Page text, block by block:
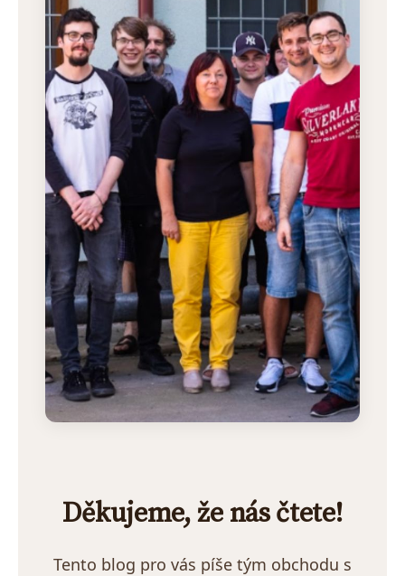
Děkujeme, že nás čtete!
Tento blog pro vás píše tým obchodu s